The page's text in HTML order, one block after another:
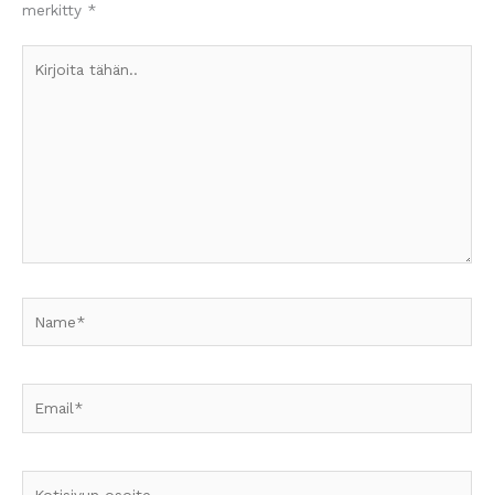
merkitty *
tähän..